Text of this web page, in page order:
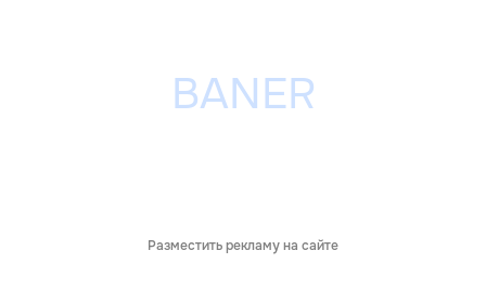
Разместить рекламу на сайте